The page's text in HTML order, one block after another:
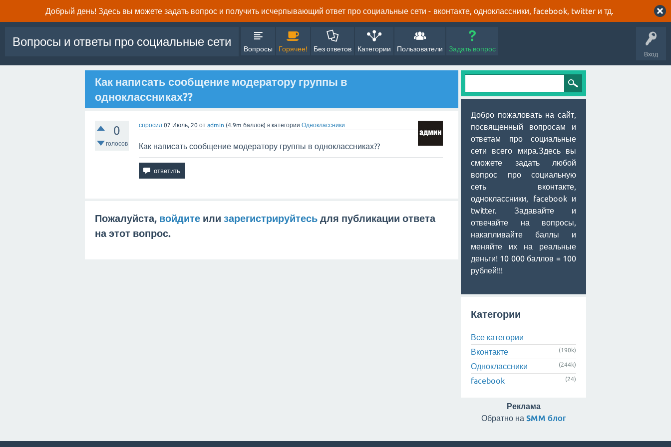
Добрый день! Здесь вы можете задать вопрос и получить исчерпывающий ответ про социальные сети - вконтакте, одноклассники, facebook, twitter и тд.
Вход
Вопросы и ответы про социальные сети
Вопросы Горячее! Без ответов Категории Пользователи Задать вопрос
Как написать сообщение модератору группы в
одноклассниках??
0
голосов
спросил 07 Июль, 20 от admin (4.9m баллов) в категории Одноклассники
Как написать сообщение модератору группы в одноклассниках??
Пожалуйста, войдите или зарегистрируйтесь для публикации ответа
на этот вопрос.
Добро пожаловать на сайт,
посвященный вопросам и
ответам про социальные
сети всего мира.Здесь вы
сможете задать любой
вопрос про социальную
сеть вконтакте,
одноклассники, facebook и
twitter. Задавайте и
отвечайте на вопросы,
накапливайте баллы и
меняйте их на реальные
деньги! 10 000 баллов = 100
рублей!!!
Категории
Все категории
Вконтакте
(190k)
Одноклассники (244k)
facebook (24)
Реклама
Обратно на SMM блог